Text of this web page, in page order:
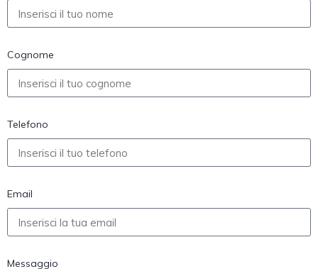
Cognome
Telefono
Email
Messaggio